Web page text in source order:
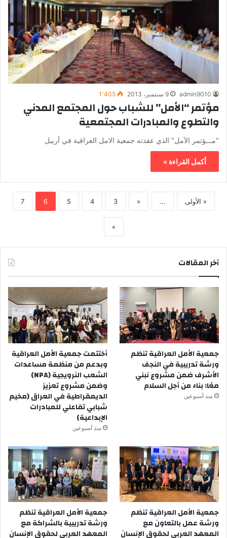
admin9010 9 سبتمبر، 2013 1٬405
مؤتمر “الأمل” للشباب حول المجتمع المدني
والتطوع والمبادرات المجتمعية
"مـــؤتمر الآمل" الذي عقدته جمعية الامل العراقية في أربيل
أكمل القراءة »
« الأولى ...
«
3
4
5
6
7
»
آخر المقالات
جمعية الأمل العراقية تنظم
ورشة تدريبية في النجف
الأشرف ضمن مشروع نبني
معًا: بناء من أجل السلام
منذ أسبوعين
أختتمت جمعية الأمل العراقية
وبدعم من منظمة مساعدات
الشعب النرويجية (NPA)
وضمن مشروع تعزيز
الديمقراطية في العراق (مخيم
شبابي تفاعلي للمبادرات
الإبداعية)
منذ أسبوعين
جمعية الأمل العراقية تنظم
ورشة عمل بالتعاون مع
المعهد العربي لحقوق الإنسان
جمعية الأمل العراقية تنظم
ورشة تدريبية بالشراكة مع
المعهد العربي لحقوق الإنسان